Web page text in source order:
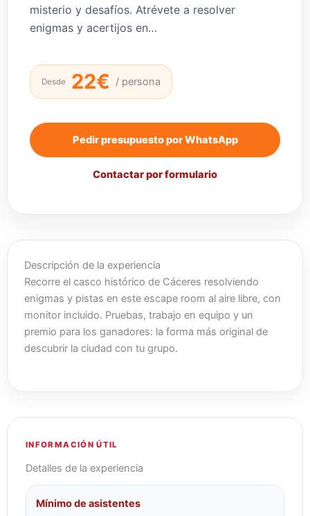
misterio y desafíos. Atrévete a resolver
enigmas y acertijos en…
Desde 22€ / persona
Pedir presupuesto por WhatsApp
Contactar por formulario
Descripción de la experiencia
Recorre el casco histórico de Cáceres resolviendo
enigmas y pistas en este escape room al aire libre, con
monitor incluido. Pruebas, trabajo en equipo y un
premio para los ganadores: la forma más original de
descubrir la ciudad con tu grupo.
INFORMACIÓN ÚTIL
Detalles de la experiencia
Mínimo de asistentes